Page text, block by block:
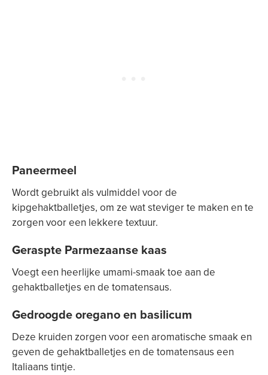
Paneermeel
Wordt gebruikt als vulmiddel voor de
kipgehaktballetjes, om ze wat steviger te maken en te
zorgen voor een lekkere textuur.
Geraspte Parmezaanse kaas
Voegt een heerlijke umami-smaak toe aan de
gehaktballetjes en de tomatensaus.
Gedroogde oregano en basilicum
Deze kruiden zorgen voor een aromatische smaak en
geven de gehaktballetjes en de tomatensaus een
Italiaans tintje.